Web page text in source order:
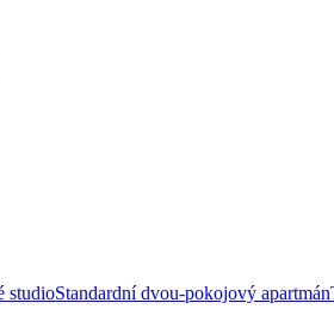
studioStandardní dvou-pokojový apartmán